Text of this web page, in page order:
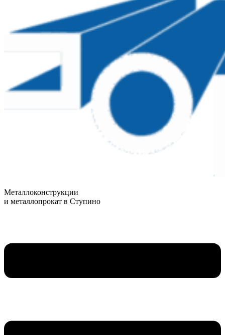
Металлоконструкции
и металлопрокат в Ступино